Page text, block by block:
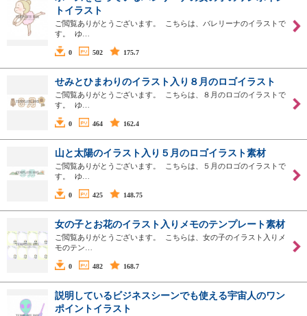
トイラスト
ご閲覧ありがとうございます。 こちらは、バレリーナのイラストで
す。 ゆ…
0 502 175.7
せみとひまわりのイラスト入り８月のロゴイラスト
ご閲覧ありがとうございます。 こちらは、８月のロゴのイラストで
す。 ゆ…
0 464 162.4
山と太陽のイラスト入り５月のロゴイラスト素材
ご閲覧ありがとうございます。 こちらは、５月のロゴのイラストで
す。 ゆ…
0 425 148.75
女の子とお花のイラスト入りメモのテンプレート素材
ご閲覧ありがとうございます。 こちらは、女の子のイラスト入りメ
モのテン…
0 482 168.7
説明しているビジネスシーンでも使える宇宙人のワン
ポイントイラスト